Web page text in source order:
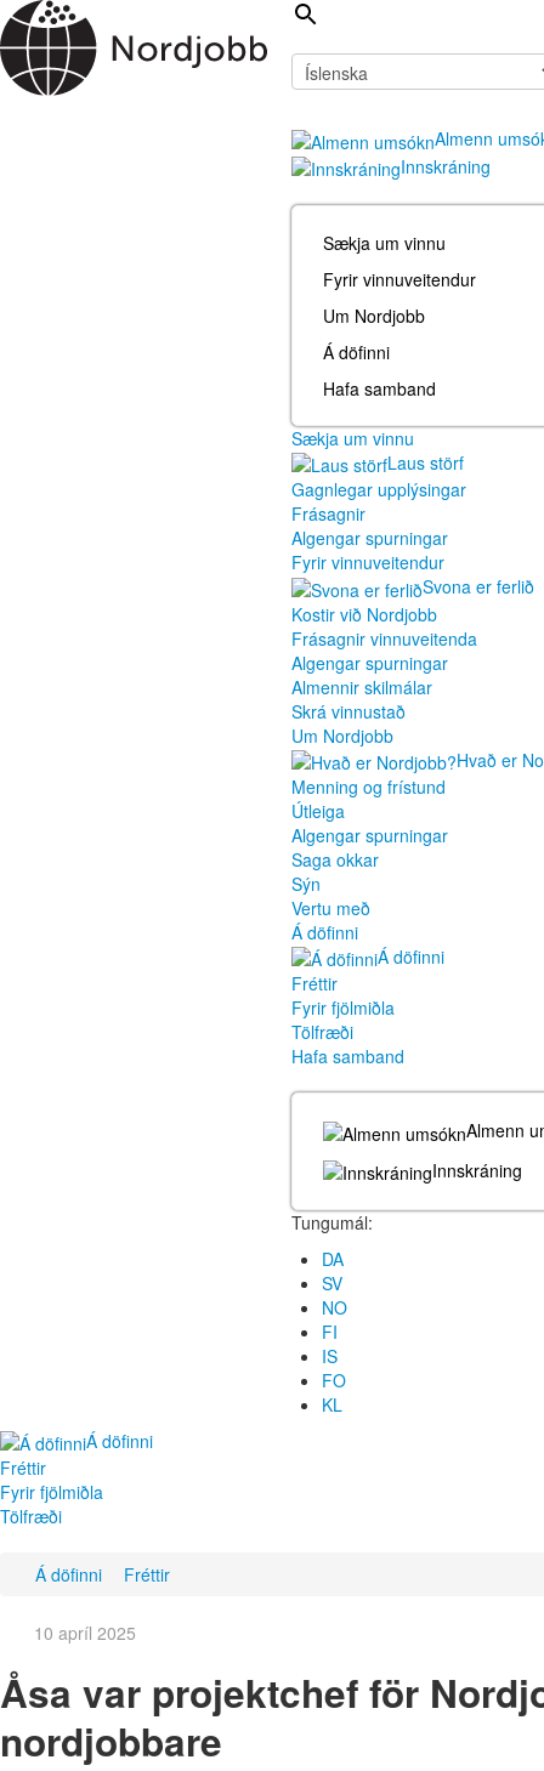
Almenn
Innskráning
Sækja um vinnu
Fyrir vinnuveitendur
Um Nordjobb
Á döfinni
Hafa samband
Sækja um vinnu
Laus störf
Gagnlegar upplýsingar
Frásagnir
Algengar spurningar
Fyrir vinnuveitendur
Svona er ferlið
Kostir við Nordjobb
Frásagnir vinnuveitenda
Algengar spurningar
Almennir skilmálar
Skrá vinnustað
Um Nordjobb
Hvað er
Menning og frístund
Útleiga
Algengar spurningar
Saga okkar
Sýn
Vertu með
Á döfinni
Á döfinni
Fréttir
Fyrir fjölmiðla
Tölfræði
Hafa samband
Almenn
Innskráning
Tungumál:
DA
SV
NO
FI
IS
FO
KL
Á döfinni
Fréttir
Fyrir fjölmiðla
Tölfræði
Á döfinni Fréttir
10 apríl 2025
Åsa var projektchef för
nordjobbare